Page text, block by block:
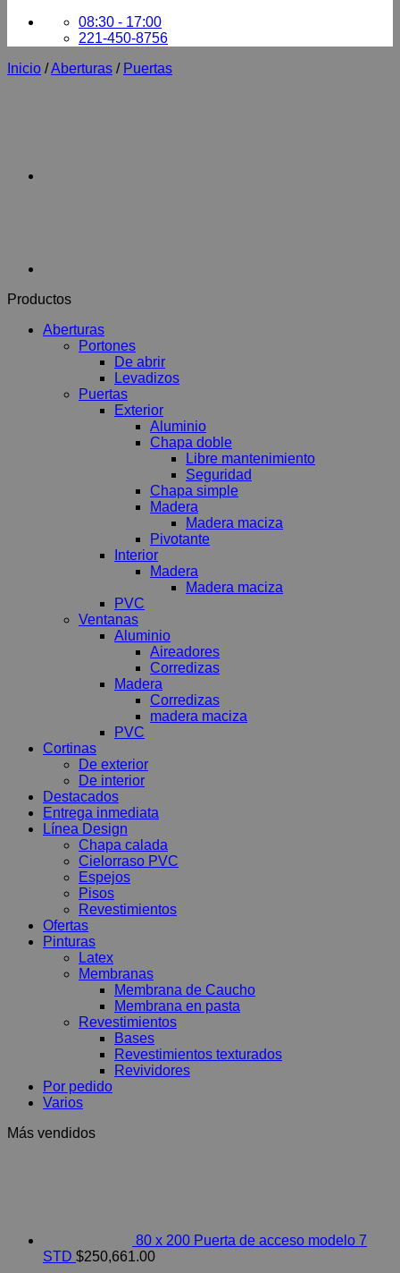
08:30 - 17:00
221-450-8756
Inicio /Aberturas / Puertas
Productos
Aberturas
Portones
De abrir
Levadizos
Puertas
Exterior
Aluminio
Chapa doble
Libre mantenimiento
Seguridad
Chapa simple
Madera
Madera maciza
Pivotante
Interior
Madera
Madera maciza
PVC
Ventanas
Aluminio
Aireadores
Corredizas
Madera
Corredizas
madera maciza
PVC
Cortinas
De exterior
De interior
Destacados
Entrega inmediata
Línea Design
Chapa calada
Cielorraso PVC
Espejos
Pisos
Revestimientos
Ofertas
Pinturas
Latex
Membranas
Membrana de Caucho
Membrana en pasta
Revestimientos
Bases
Revestimientos texturados
Revividores
Por pedido
Varios
Más vendidos
80 x 200 Puerta de acceso modelo 7
STD $250,661.00